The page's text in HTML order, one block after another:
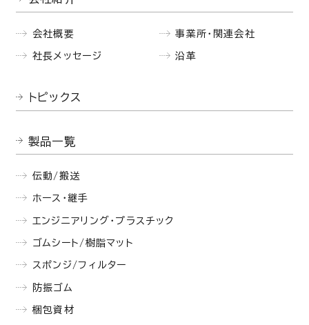
会社概要
社長メッセージ
事業所・関連会社
沿革
トピックス
製品一覧
伝動/搬送
ホース・継手
エンジニアリング・プラスチック
ゴムシート/樹脂マット
スポンジ/フィルター
防振ゴム
梱包資材